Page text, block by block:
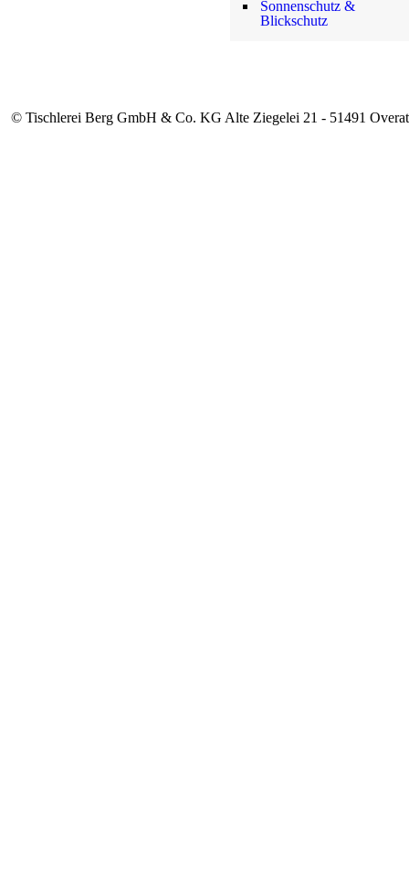
Sonnenschutz &
Blickschutz
© Tischlerei Berg GmbH & Co. KG Alte Ziegelei 21 - 51491